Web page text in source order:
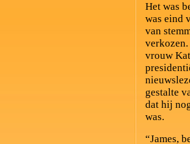
Het was
was eind
van
vrouw
gestalte
dat hij
was.
“James,